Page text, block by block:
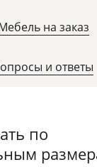
на заказ
и ответы
по